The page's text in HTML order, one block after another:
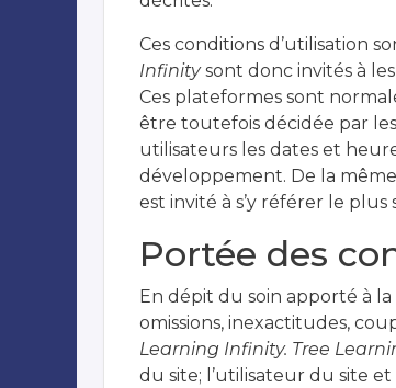
Ces conditions d’utilisation
Infinitysont donc invités à
Ces plateformes sont
être toutefois décidée par
utilisateurs les dates et
développement. De la
est invité à s’y référer le
Portée des
En dépit du soin apporté à
omissions, inexactitudes,
Learning Infinity. Tree
du site; l’utilisateur du site